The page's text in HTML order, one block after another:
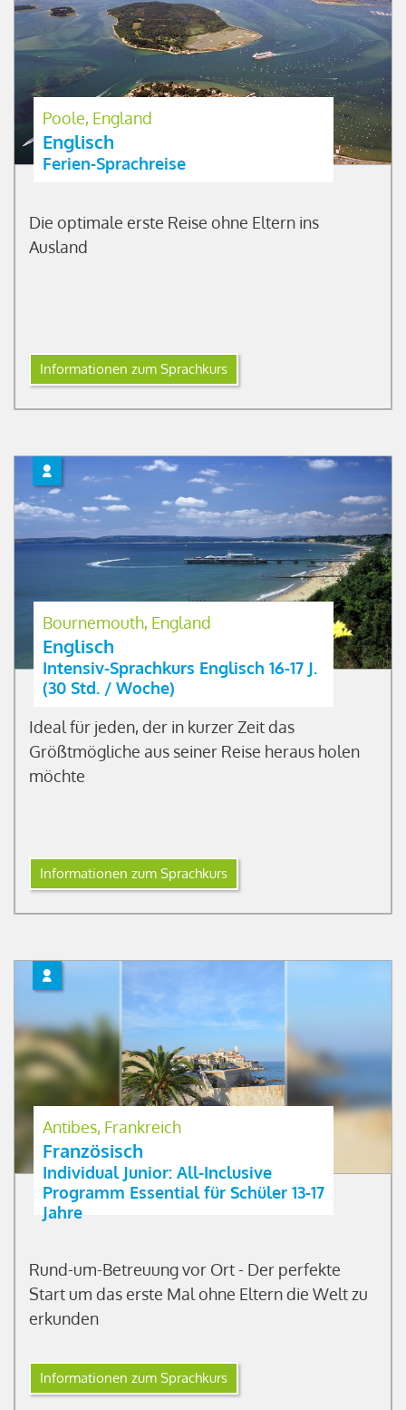
Poole, England
Englisch
Ferien-Sprachreise
Die optimale erste Reise ohne Eltern ins
Ausland
Informationen zum Sprachkurs
Bournemouth, England
Englisch
Intensiv-Sprachkurs Englisch 16-17 J.
(30 Std. / Woche)
Ideal für jeden, der in kurzer Zeit das
Größtmögliche aus seiner Reise heraus holen
möchte
Informationen zum Sprachkurs
Antibes, Frankreich
Französisch
Individual Junior: All-Inclusive
Programm Essential für Schüler 13-17
Jahre
Rund-um-Betreuung vor Ort - Der perfekte
Start um das erste Mal ohne Eltern die Welt zu
erkunden
Informationen zum Sprachkurs